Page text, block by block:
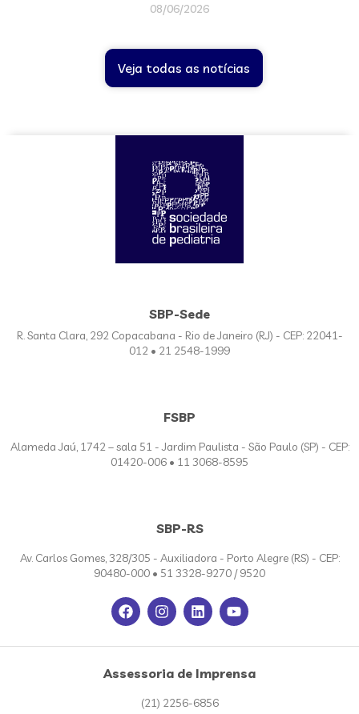
08/06/2026
Veja todas as notícias
SBP-Sede
R. Santa Clara, 292 Copacabana - Rio de Janeiro (RJ) - CEP: 22041-
012 • 21 2548-1999
FSBP
Alameda Jaú, 1742 – sala 51 - Jardim Paulista - São Paulo (SP) - CEP:
01420-006 • 11 3068-8595
SBP-RS
Av. Carlos Gomes, 328/305 - Auxiliadora - Porto Alegre (RS) - CEP:
90480-000 • 51 3328-9270 / 9520
Assessoria de Imprensa
(21) 2256-6856